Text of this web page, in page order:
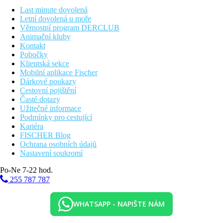
Vzdálenost od nejbližšího letiště
Bazény
Lehátka u bazénu
Fotogalerie
Last minute dovolená
Letní dovolená u moře
Věrnostní program DERCLUB
Animační kluby
Kontakt
Pobočky
Klientská sekce
Mobilní aplikace Fischer
Dárkové poukazy
Cestovní pojištění
Časté dotazy
Užitečné informace
Podmínky pro cestující
Kariéra
FISCHER Blog
Ochrana osobních údajů
Nastavení soukromí
Po-Ne 7-22 hod.
255 787 787
WHATSAPP - NAPIŠTE NÁM